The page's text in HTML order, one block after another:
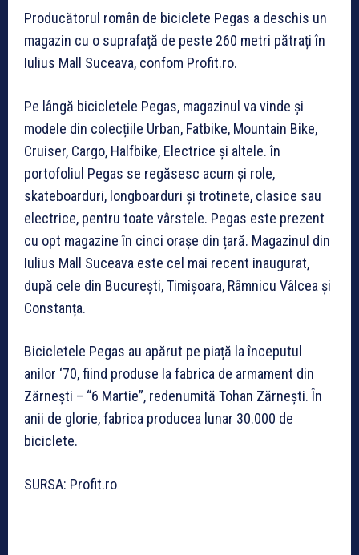
Producătorul român de biciclete Pegas a deschis un
magazin cu o suprafață de peste 260 metri pătrați în
Iulius Mall Suceava, confom Profit.ro.
Pe lângă bicicletele Pegas, magazinul va vinde și
modele din colecțiile Urban, Fatbike, Mountain Bike,
Cruiser, Cargo, Halfbike, Electrice și altele. în
portofoliul Pegas se regăsesc acum și role,
skateboarduri, longboarduri și trotinete, clasice sau
electrice, pentru toate vârstele. Pegas este prezent
cu opt magazine în cinci orașe din țară. Magazinul din
Iulius Mall Suceava este cel mai recent inaugurat,
după cele din București, Timișoara, Râmnicu Vâlcea și
Constanța.
Bicicletele Pegas au apărut pe piață la începutul
anilor ‘70, fiind produse la fabrica de armament din
Zărnești – “6 Martie”, redenumită Tohan Zărnești. În
anii de glorie, fabrica producea lunar 30.000 de
biciclete.
SURSA: Profit.ro